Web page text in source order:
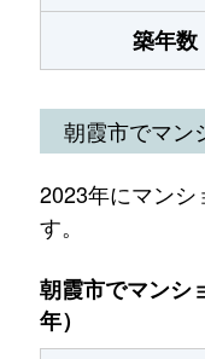
築年数
朝霞市でマン
2023年にマン
す。
朝霞市でマンシ
年）